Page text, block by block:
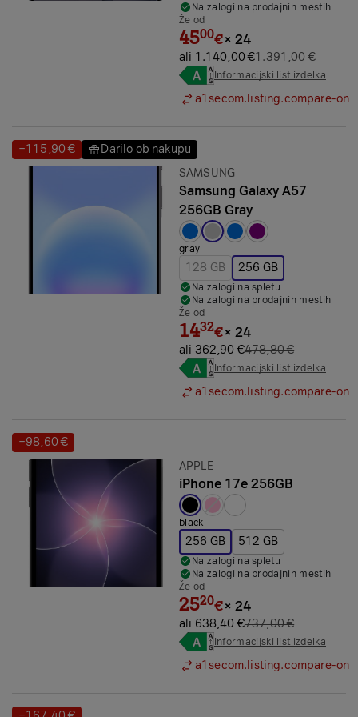
Na zalogi na prodajnih mestih
Že od
4500€× 24
ali 1.140,00 €1.391,00 €
Informacijski list izdelka
a1secom.listing.compare-on
Prihranek:
−115,90 € Prihranek:
Darilo ob nakupu
Znamka:
SAMSUNG
Samsung Galaxy A57
256GB Gray
Izbrana barva:
gray
128 GB 256 GB
Na zalogi na spletu
Na zalogi na prodajnih mestih
Že od
1432€× 24
ali 362,90 €478,80 €
Informacijski list izdelka
a1secom.listing.compare-on
Prihranek:
−98,60 €
Znamka:
APPLE
iPhone 17e 256GB
Izbrana barva:
black
256 GB 512 GB
Na zalogi na spletu
Na zalogi na prodajnih mestih
Že od
2520€× 24
ali 638,40 €737,00 €
Informacijski list izdelka
a1secom.listing.compare-on